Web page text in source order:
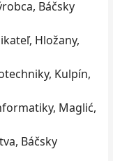
Báčsky
Hložany,
Kulpín,
Maglić,
Báčsky